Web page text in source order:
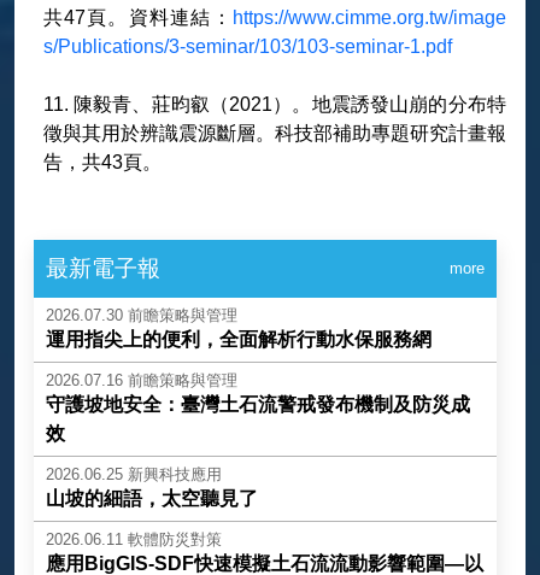
共47頁。資料連結： https://www.cimme.org.tw/image
s/Publications/3-seminar/103/103-seminar-1.pdf
11. 陳毅青、莊昀叡（2021）。地震誘發山崩的分布特
徵與其用於辨識震源斷層。科技部補助專題研究計畫報
告，共43頁。
最新電子報 more
2026.07.30 前瞻策略與管理
運用指尖上的便利，全面解析行動水保服務網
2026.07.16 前瞻策略與管理
守護坡地安全：臺灣土石流警戒發布機制及防災成
效
2026.06.25 新興科技應用
山坡的細語，太空聽見了
2026.06.11 軟體防災對策
應用BigGIS-SDF快速模擬土石流流動影響範圍—以